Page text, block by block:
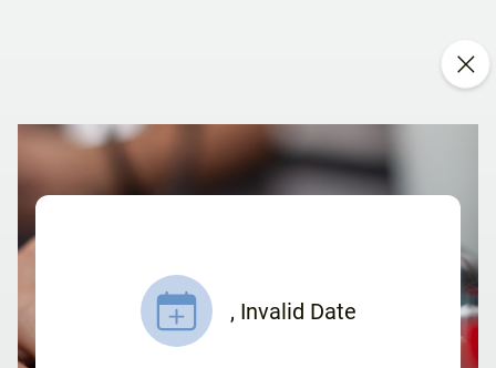
, Invalid Date